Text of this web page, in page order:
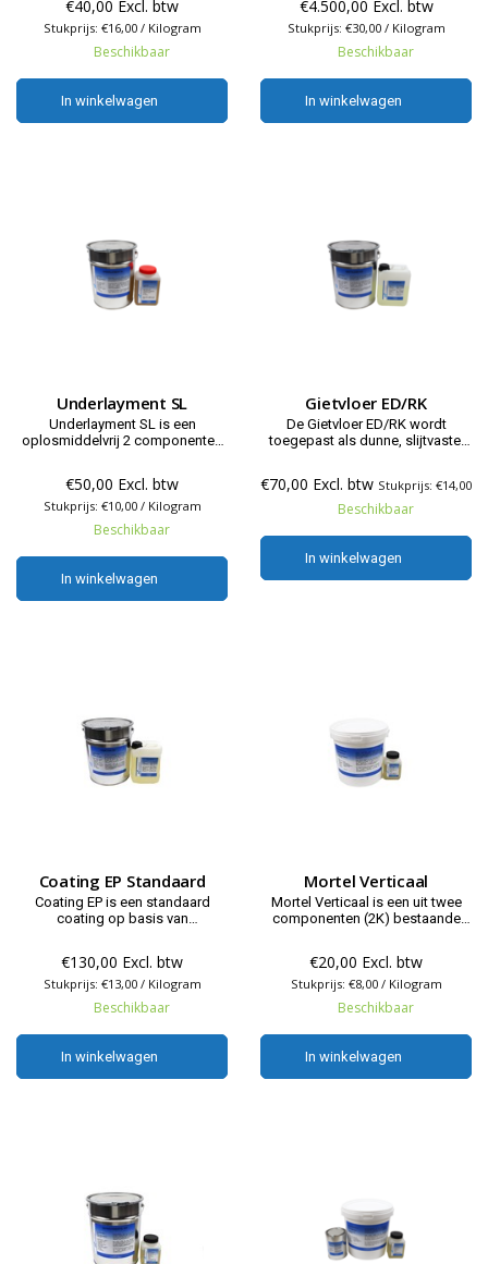
water emulgeerbare
epoxyharsen. De Impregneer WD
is een water dispergeerbaar
epoxyharssysteem voor het
impregneren van
cementgebonden ondergronden.
€40,00 Excl. btw
Stukprijs: €16,00 / Kilogram
Beschikbaar
In winkelwagen
In winkelwagen
epoxyharsen. Standaard
hechtlaag op basis van
epoxyharsen voor onze
vloersystemen.
€4.500,00 Excl. btw
Stukprijs: €30,00 / Kilogram
Beschikbaar
In winkelwagen
In winkelwagen
Underlayment SL
Underlayment SL is een
oplosmiddelvrij 2 componenten
epoxyharsen. De Underlayment
SL is een chemisch resistente
zelf nivellerende gietbare
compound, voor het aanbrengen
van een naadloze vloeistofd
€50,00 Excl. btw
Stukprijs: €10,00 / Kilogram
Beschikbaar
In winkelwagen
In winkelwagen
Gietvloer ED/RK
De Gietvloer ED/RK wordt
toegepast als dunne, slijtvaste,
werkplaatsen, magazijnen,
opslagruimten etc.
€70,00 Excl. btw Stukprijs: €14,00
Beschikbaar
In winkelwagen
In winkelwagen
Coating EP Standaard
Coating EP is een standaard
coating op basis van
componenten. Deze coating
heeft een uitstekende allround
chemische resistentie en is
uitstekend verwerkbaar.
€130,00 Excl. btw
Stukprijs: €13,00 / Kilogram
Beschikbaar
In winkelwagen
In winkelwagen
Mortel Verticaal
Mortel Verticaal is een uit twee
componenten (2K) bestaande
repareren van betonschade.
€20,00 Excl. btw
Stukprijs: €8,00 / Kilogram
Beschikbaar
In winkelwagen
In winkelwagen